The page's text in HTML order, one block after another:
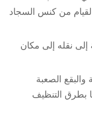
من كنس السجاد
إلى نقله إلى مكان
والبقع الصعبة
بطرق التنظيف